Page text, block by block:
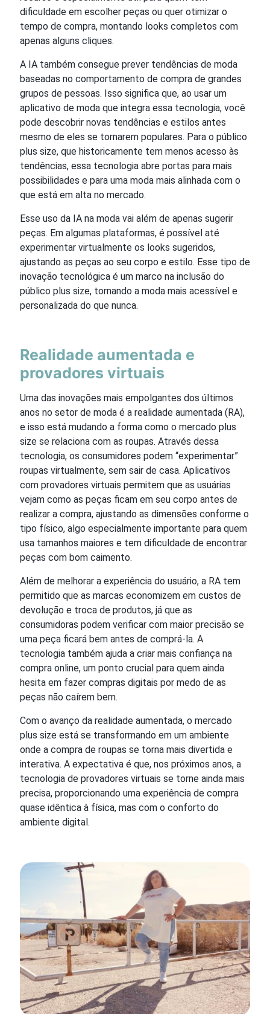
dificuldade em escolher peças ou quer otimizar o
tempo de compra, montando looks completos com
apenas alguns cliques.
A IA também consegue prever tendências de moda
baseadas no comportamento de compra de grandes
grupos de pessoas. Isso significa que, ao usar um
aplicativo de moda que integra essa tecnologia, você
pode descobrir novas tendências e estilos antes
mesmo de eles se tornarem populares. Para o público
plus size, que historicamente tem menos acesso às
tendências, essa tecnologia abre portas para mais
possibilidades e para uma moda mais alinhada com o
que está em alta no mercado.
Esse uso da IA na moda vai além de apenas sugerir
peças. Em algumas plataformas, é possível até
experimentar virtualmente os looks sugeridos,
ajustando as peças ao seu corpo e estilo. Esse tipo de
inovação tecnológica é um marco na inclusão do
público plus size, tornando a moda mais acessível e
personalizada do que nunca.
Realidade aumentada e
provadores virtuais
Uma das inovações mais empolgantes dos últimos
anos no setor de moda é a realidade aumentada (RA),
e isso está mudando a forma como o mercado plus
size se relaciona com as roupas. Através dessa
tecnologia, os consumidores podem “experimentar”
roupas virtualmente, sem sair de casa. Aplicativos
com provadores virtuais permitem que as usuárias
vejam como as peças ficam em seu corpo antes de
realizar a compra, ajustando as dimensões conforme o
tipo físico, algo especialmente importante para quem
usa tamanhos maiores e tem dificuldade de encontrar
peças com bom caimento.
Além de melhorar a experiência do usuário, a RA tem
permitido que as marcas economizem em custos de
devolução e troca de produtos, já que as
consumidoras podem verificar com maior precisão se
uma peça ficará bem antes de comprá-la. A
tecnologia também ajuda a criar mais confiança na
compra online, um ponto crucial para quem ainda
hesita em fazer compras digitais por medo de as
peças não caírem bem.
Com o avanço da realidade aumentada, o mercado
plus size está se transformando em um ambiente
onde a compra de roupas se torna mais divertida e
interativa. A expectativa é que, nos próximos anos, a
tecnologia de provadores virtuais se torne ainda mais
precisa, proporcionando uma experiência de compra
quase idêntica à física, mas com o conforto do
ambiente digital.